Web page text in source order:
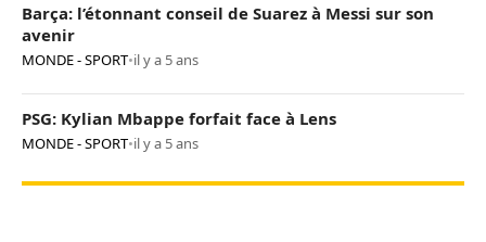
Barça: l’étonnant conseil de Suarez à Messi sur son
avenir
MONDE - SPORT•il y a 5 ans
PSG: Kylian Mbappe forfait face à Lens
MONDE - SPORT•il y a 5 ans